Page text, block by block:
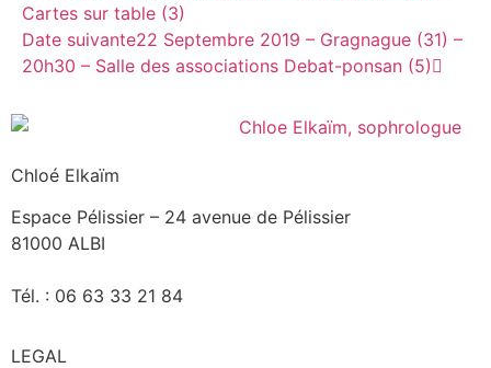
Cartes sur table (3)
Date suivante22 Septembre 2019 – Gragnague (31) –
20h30 – Salle des associations Debat-ponsan (5)
Chloé Elkaïm
Espace Pélissier – 24 avenue de Pélissier
81000 ALBI
Tél. : 06 63 33 21 84
LEGAL